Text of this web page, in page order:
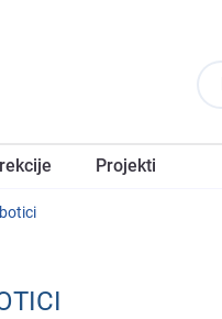
Projеkti